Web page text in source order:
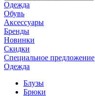
Одежда
Обувь
Аксессуары
Бренды
Новинки
Скидки
Специальное предложение
Одежда
Блузы
Брюки